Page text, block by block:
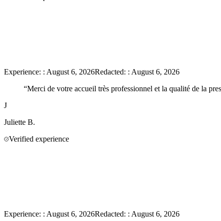
Experience: : August 6, 2026Redacted: : August 6, 2026
“Merci de votre accueil très professionnel et la qualité de la
J
Juliette B.
Verified experience
Experience: : August 6, 2026Redacted: : August 6, 2026